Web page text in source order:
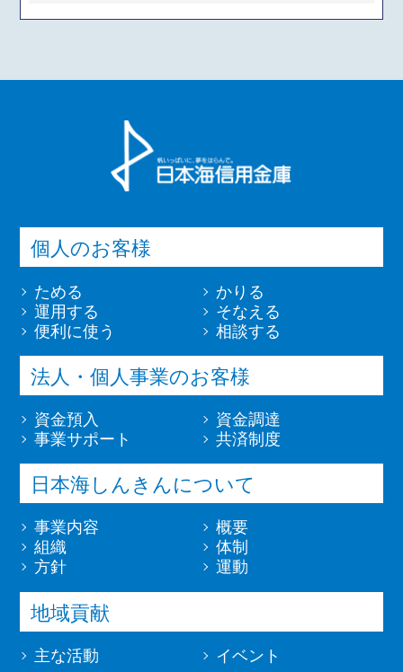
個人のお客様
ためる
かりる
運用する
そなえる
便利に使う
相談する
法人・個人事業のお客様
資金預入
資金調達
事業サポート
共済制度
日本海しんきんについて
事業内容
概要
組織
体制
方針
運動
地域貢献
主な活動 イベント